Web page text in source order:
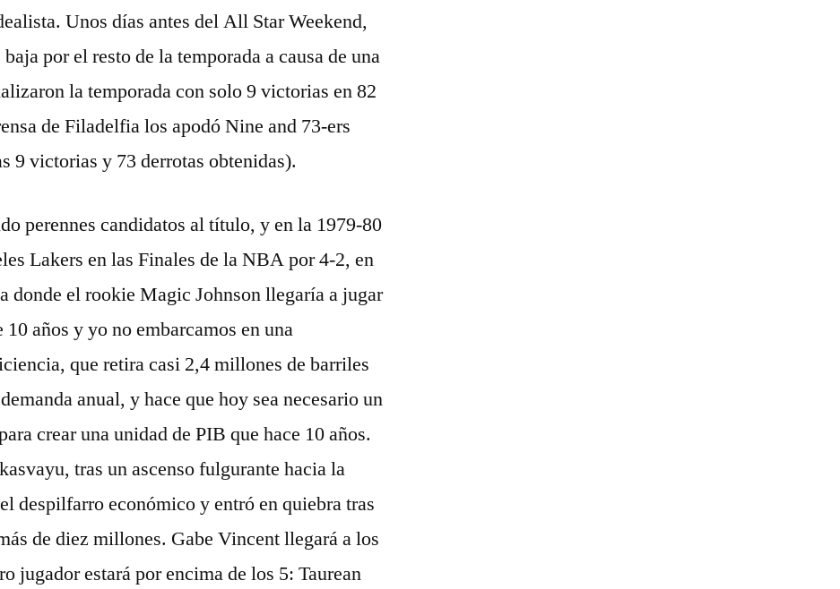
Unos días antes del All Star Weekend,
por el resto de la temporada a causa de una
la temporada con solo 9 victorias en 82
de Filadelfia los apodó Nine and 73-ers
9 victorias y 73 derrotas obtenidas).
perennes candidatos al título, y en la 1979-80
Lakers en las Finales de la NBA por 4-2, en
donde el rookie Magic Johnson llegaría a jugar
años y yo no embarcamos en una
que retira casi 2,4 millones de barriles
anual, y hace que hoy sea necesario un
crear una unidad de PIB que hace 10 años.
tras un ascenso fulgurante hacia la
despilfarro económico y entró en quiebra tras
de diez millones. Gabe Vincent llegará a los
jugador estará por encima de los 5: Taurean